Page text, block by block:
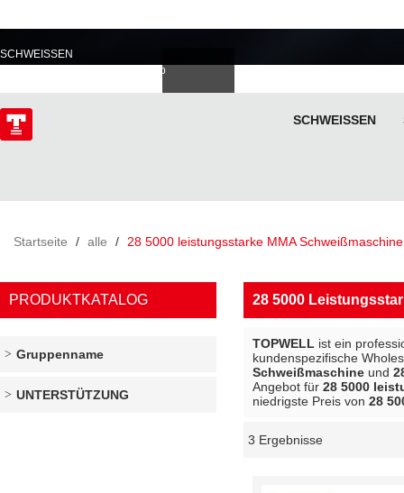
SCHWEISSEN
Italiano
SCHWEISSEN
Startseite / alle / 28 5000 leistungsstarke MMA Schweißmaschine
PRODUKTKATALOG
Gruppenname
UNTERSTÜTZUNG
28 5000
TOPWELL ist ein
kundenspezifische
Schweißmaschine und
Angebot für 28 5000
niedrigste Preis von 28
3 Ergebnisse